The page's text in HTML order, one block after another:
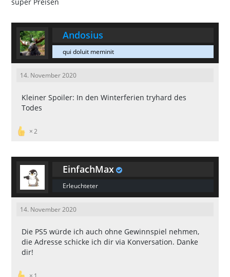
Andosius
qui doluit meminit
14. November 2020
Kleiner Spoiler: In den Winterferien tryhard des
Todes
2
EinfachMax
Erleuchteter
14. November 2020
Die PS5 würde ich auch ohne Gewinnspiel nehmen,
die Adresse schicke ich dir via Konversation. Danke
dir!